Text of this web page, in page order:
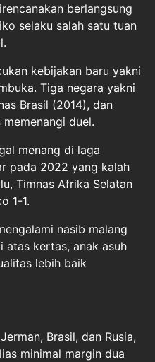
berlangsung
selaku salah satu tuan
kebijakan baru yakni
Tiga negara yakni
Brasil (2014), dan
memenangi duel.
menang di laga
pada 2022 yang kalah
Timnas Afrika Selatan
1-1.
nasib malang
atas kertas, anak asuh
lebih baik
Brasil, dan Rusia,
minimal margin dua